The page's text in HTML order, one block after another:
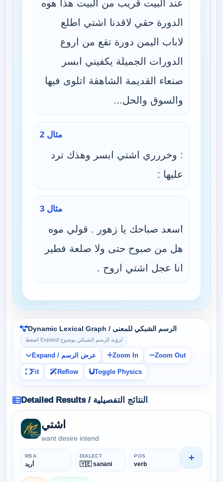
عند البيت قريب من البيت هذا هوه
الدورة حقي لاقدنا اشتي اطلع
لاباب اليمن دورة تقع من اروع
الدورات الجميلة يكفيني ابسر
صنعاء القديمة الشاهقة اتلوى فيها
والسوق والحل...
مثال 2
: وخررري اشتي ابسر وهذك ترد
عليها :
مثال 3
اسعد صباحك يا زهور . قولي موه
هل من صبوح حتى ولا صلعة فطير
انا عجل اشتي اروح .
Dynamic Lexical Graph / الرسم الشبكي للمعنى
اضغط Expand لرؤية الرسم الشبكي بوضوح
Expand / عرض الرسم Zoom In Zoom Out
Fit Reflow Toggle Physics
Detailed Results / النتائج التفصيلية
اشتي
want desire intend
MSA
أَريد
DIALECT
🇾🇪 sanani
POS
verb
+